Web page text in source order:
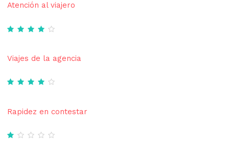
Atención al viajero
Viajes de la agencia
Rapidez en contestar